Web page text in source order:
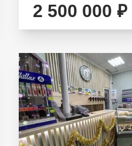
2 500 000 ₽